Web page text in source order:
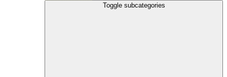
Toggle subcategories